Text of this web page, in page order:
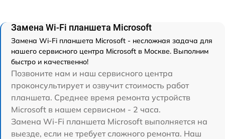
Замена Wi-Fi планшета Microsoft
Замена Wi-Fi планшета Microsoft - несложная задача для
нашего сервисного центра Microsoft в Москве. Выполним
быстро и качественно!
Позвоните нам и наш сервисного центра
проконсультирует и озвучит стоимость работ
планшета. Среднее время ремонта устройств
Microsoft в нашем сервисном - 2 часа.
Замена Wi-Fi планшета Microsoft выполняется на
выезде, если не требует сложного ремонта. Наш